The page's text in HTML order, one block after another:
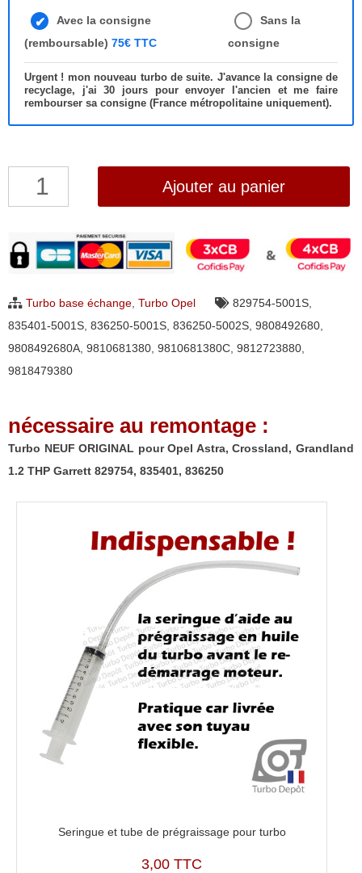
Avec la consigne
(remboursable) 75€ TTC
Sans la
consigne
Urgent ! mon nouveau turbo de suite. J'avance la consigne de
recyclage, j'ai 30 jours pour envoyer l'ancien et me faire
rembourser sa consigne (France métropolitaine uniquement).
quantité
NEUF
ORIGINAL
Opel
THP
Garrett
829754,
Ajouter au panier
Turbo base échange, Turbo Opel 829754-5001S,
835401-5001S, 836250-5001S, 836250-5002S, 9808492680,
9808492680A, 9810681380, 9810681380C, 9812723880,
9818479380
nécessaire au remontage :
Turbo NEUF ORIGINAL pour Opel Astra, Crossland, Grandland
1.2 THP Garrett 829754, 835401, 836250
Seringue et tube de prégraissage pour turbo
3,00 TTC